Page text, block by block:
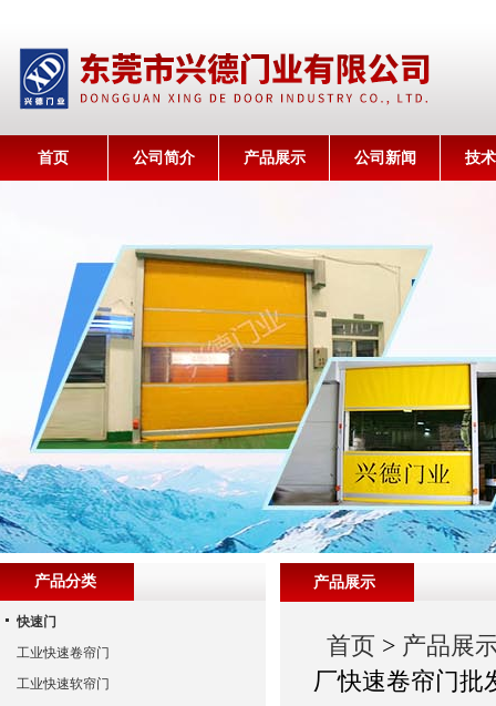
首页 公司简介 产品展示 公司新闻 技
产品展示
首页 > 产品展
厂快速卷帘门批
产品分类
快速门
工业快速卷帘门
工业快速软帘门